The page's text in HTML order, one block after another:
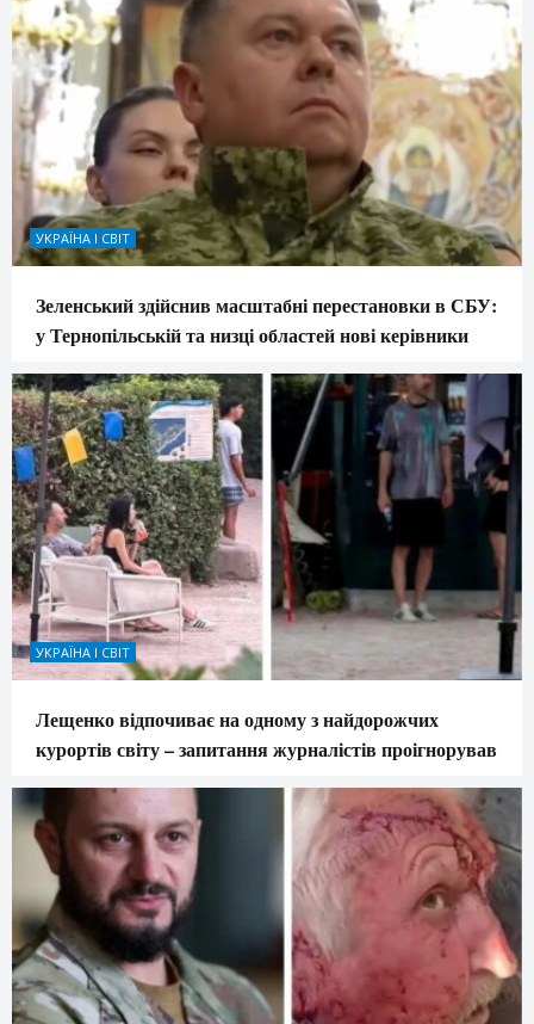
УКРАЇНА І СВІТ
Зеленський здійснив масштабні перестановки в СБУ:
у Тернопільській та низці областей нові керівники
УКРАЇНА І СВІТ
Лещенко відпочиває на одному з найдорожчих
курортів світу – запитання журналістів проігнорував